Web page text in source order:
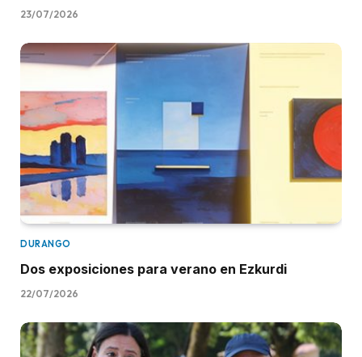
23/07/2026
DURANGO
Dos exposiciones para verano en Ezkurdi
22/07/2026